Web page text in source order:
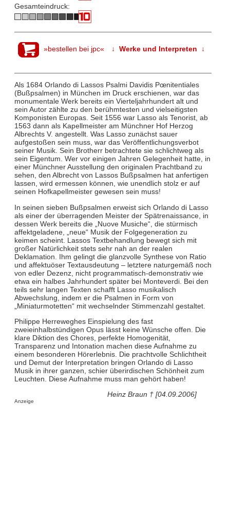
Gesamteindruck:
»bestellen bei jpc« ↓ Werke und Interpreten ↓
Als 1684 Orlando di Lassos Psalmi Davidis Pœnitentiales
(Bußpsalmen) in München im Druck erschienen, war das
monumentale Werk bereits ein Vierteljahrhundert alt und
sein Autor zählte zu den berühmtesten und vielseitigsten
Komponisten Europas. Seit 1556 war Lasso als Tenorist, ab
1563 dann als Kapellmeister am Münchner Hof Herzog
Albrechts V. angestellt. Was Lasso zunächst sauer
aufgestoßen sein muss, war das Veröffentlichungsverbot
seiner Musik. Sein Brotherr betrachtete sie schlichtweg als
sein Eigentum. Wer vor einigen Jahren Gelegenheit hatte, in
einer Münchner Ausstellung den originalen Prachtband zu
sehen, den Albrecht von Lassos Bußpsalmen hat anfertigen
lassen, wird ermessen können, wie unendlich stolz er auf
seinen Hofkapellmeister gewesen sein muss!
In seinen sieben Bußpsalmen erweist sich Orlando di Lasso
als einer der überragenden Meister der Spätrenaissance, in
dessen Werk bereits die „Nuove Musiche“, die stürmisch
affektgeladene, „neue“ Musik der Folgegeneration zu
keimen scheint. Lassos Textbehandlung bewegt sich mit
großer Natürlichkeit stets sehr nah an der realen
Deklamation. Ihm gelingt die glanzvolle Synthese von Ratio
und affektuöser Textausdeutung – letztere naturgemäß noch
von edler Dezenz, nicht programmatisch-demonstrativ wie
etwa ein halbes Jahrhundert später bei Monteverdi. Bei den
teils sehr langen Texten schafft Lasso musikalisch
Abwechslung, indem er die Psalmen in Form von
„Miniaturmotetten“ mit wechselnder Stimmenzahl gestaltet.
Philippe Herreweghes Einspielung des fast
zweieinhalbstündigen Opus lässt keine Wünsche offen. Die
klare Diktion des Chores, perfekte Homogenität,
Transparenz und Intonation machen diese Aufnahme zu
einem besonderen Hörerlebnis. Die prachtvolle Schlichtheit
und Demut der Interpretation bringen Orlando di Lasso
Musik in ihrer ganzen, schier überirdischen Schönheit zum
Leuchten. Diese Aufnahme muss man gehört haben!
Heinz Braun † [04.09.2006]
Anzeige